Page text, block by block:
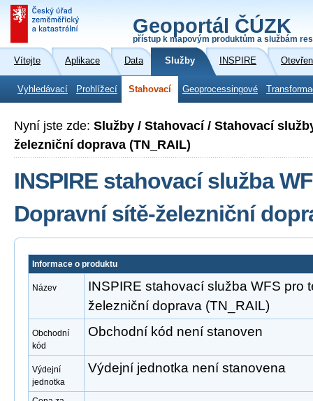
Geoportál ČÚZK
přístup k mapovým produktům a službám
Vítejte Aplikace Data Služby INSPIRE
Vyhledávací Prohlížecí Stahovací Geoprocessingové
Nyní jste zde: Služby / Stahovací / Stahovací
železniční doprava (TN_RAIL)
INSPIRE stahovací služba
Dopravní sítě-železniční
Informace o produktu
Název
INSPIRE stahovací služba WFS pro
železniční doprava (TN_RAIL)
Obchodní
kód
Obchodní kód není stanoven
Výdejní
jednotka
Výdejní jednotka není stanovena